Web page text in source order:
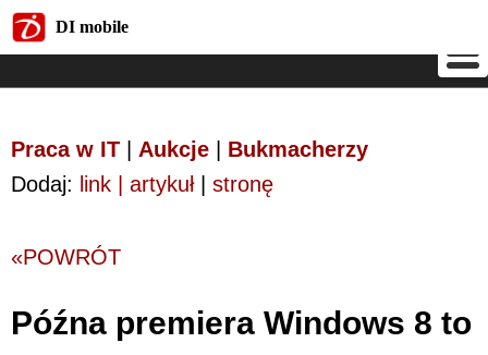
DI mobile
Praca w IT Aukcje
Bukmacherzy
Dodaj: link | artykuł| stronę
«POWRÓT
Późna premiera Windows 8 to
DI mobile